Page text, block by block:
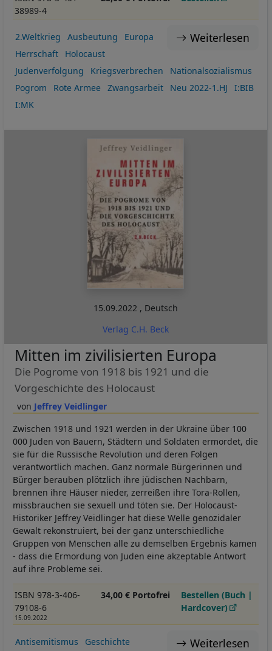
38989-4
Weiterlesen
2.Weltkrieg Ausbeutung
Europa
Herrschaft
Holocaust
Judenverfolgung
Kriegsverbrechen
Nationalsozialismus
Pogrom
Rote Armee Zwangsarbeit Neu 2022-1.HJ
I:BIB
I:MK
15.09.2022 , Deutsch
Verlag C.H. Beck
Jeffrey Veidlinger
Mitten im zivilisierten Europa
Die Pogrome von 1918 bis 1921 und die
Vorgeschichte des Holocaust
Zwischen 1918 und 1921 werden in der Ukraine über 100
000 Juden von Bauern, Städtern und Soldaten ermordet, die
sie für die Russische Revolution und deren Folgen
verantwortlich machen. Ganz normale Bürgerinnen und
Bürger berauben plötzlich ihre jüdischen Nachbarn,
brennen ihre Häuser nieder, zerreißen ihre Tora-Rollen,
missbrauchen sie sexuell und töten sie. Der Holocaust-
Historiker Jeffrey Veidlinger hat diese Welle genozidaler
Gewalt rekonstruiert, bei der ganz unterschiedliche
Gruppen von Menschen alle zu demselben Ergebnis kamen
- dass die Ermordung von Juden eine akzeptable Antwort
auf ihre Probleme sei.
ISBN 978-3-406-
79108-6
15.09.2022
34,00 € Portofrei
Bestellen (Buch |
Hardcover)
Weiterlesen
Antisemitismus
Geschichte